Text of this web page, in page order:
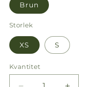
Brun
Storlek
XS S
Kvantitet
Kvantitet